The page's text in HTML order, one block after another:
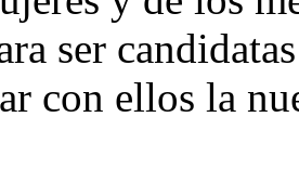
ser
con ellos la